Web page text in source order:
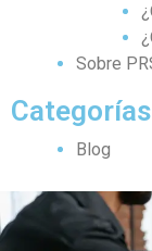
Sobre
Categorías
Blog